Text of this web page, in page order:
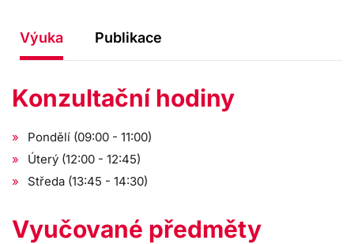
Výuka Publikace
Konzultační hodiny
Pondělí (09:00 - 11:00)
Úterý (12:00 - 12:45)
Středa (13:45 - 14:30)
Vyučované předměty